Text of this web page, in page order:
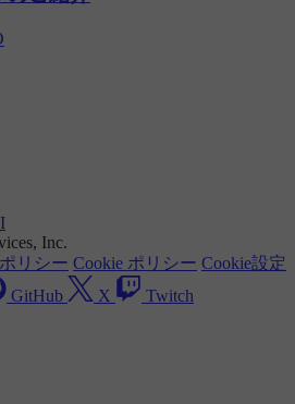
Inc.
リシー Cookie ポリシー Cookie設定
GitHub X Twitch